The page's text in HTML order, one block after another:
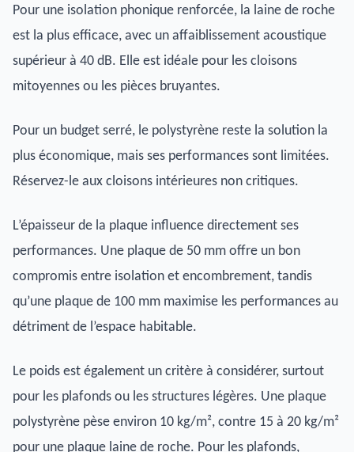
Pour une isolation phonique renforcée, la laine de roche
est la plus efficace, avec un affaiblissement acoustique
supérieur à 40 dB. Elle est idéale pour les cloisons
mitoyennes ou les pièces bruyantes.
Pour un budget serré, le polystyrène reste la solution la
plus économique, mais ses performances sont limitées.
Réservez-le aux cloisons intérieures non critiques.
L’épaisseur de la plaque influence directement ses
performances. Une plaque de 50 mm offre un bon
compromis entre isolation et encombrement, tandis
qu’une plaque de 100 mm maximise les performances au
détriment de l’espace habitable.
Le poids est également un critère à considérer, surtout
pour les plafonds ou les structures légères. Une plaque
polystyrène pèse environ 10 kg/m², contre 15 à 20 kg/m²
pour une plaque laine de roche. Pour les plafonds,